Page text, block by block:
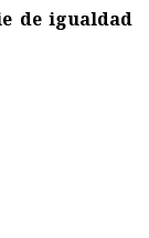
de igualdad